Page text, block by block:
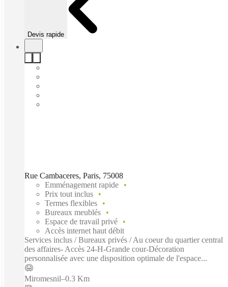
Devis rapide
Rue Cambaceres, Paris, 75008
Emménagement rapide
Prix tout inclus
Termes flexibles
Bureaux meublés
Espace de travail privé
Accès internet haut débit
Services inclus / Bureaux privés / Au coeur du quartier central
des affaires- Accès 24-H-Grande cour-Décoration
personnalisée avec une disposition optimale de l'espace...
Miromesnil–0.3 Km